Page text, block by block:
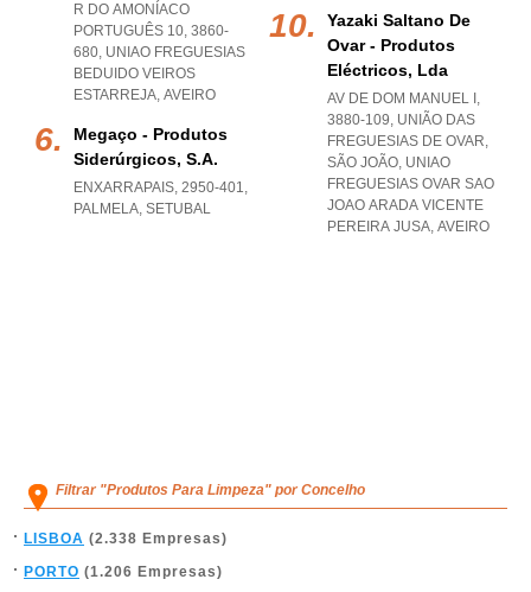
R DO AMONÍACO
PORTUGUÊS 10, 3860-
680, UNIAO FREGUESIAS
BEDUIDO VEIROS
ESTARREJA, AVEIRO
Megaço - Produtos
Siderúrgicos, S.a.
ENXARRAPAIS, 2950-401,
PALMELA, SETUBAL
Yazaki Saltano De
Ovar - Produtos
Eléctricos, Lda
AV DE DOM MANUEL I,
3880-109, UNIÃO DAS
FREGUESIAS DE OVAR,
SÃO JOÃO, UNIAO
FREGUESIAS OVAR SAO
JOAO ARADA VICENTE
PEREIRA JUSA, AVEIRO
Filtrar "Produtos Para Limpeza" por Concelho
LISBOA (2.338 Empresas)
PORTO (1.206 Empresas)